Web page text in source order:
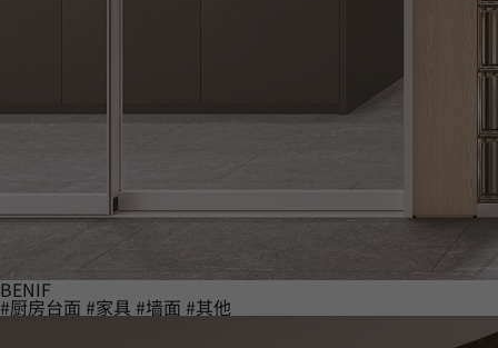
BENIF
#厨房台面 #家具 #墙面 #其他